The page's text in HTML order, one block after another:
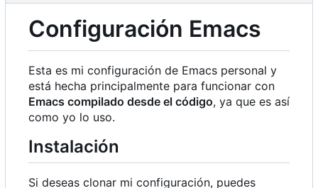
Configuración Emacs
Esta es mi configuración de Emacs personal y
está hecha principalmente para funcionar con
Emacs compilado desde el código, ya que es así
como yo lo uso.
Instalación
Si deseas clonar mi configuración, puedes